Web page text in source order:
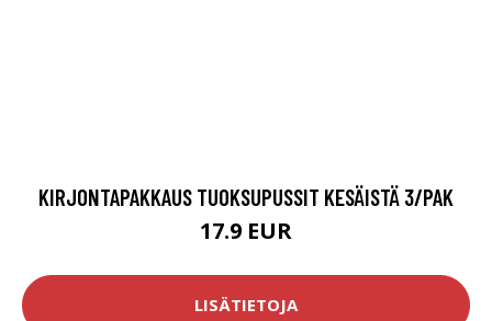
KIRJONTAPAKKAUS TUOKSUPUSSIT KESÄISTÄ 3/PAK
17.9 EUR
LISÄTIETOJA